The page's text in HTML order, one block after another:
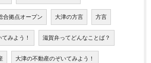
合拠点オープン 大津の方言 方言
みよう！ 滋賀弁ってどんなことば？
大津の不動産のぞいてみよう！